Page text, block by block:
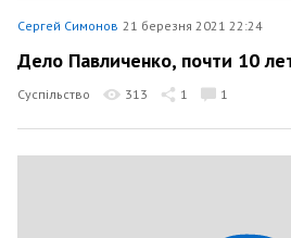
Сергей Симонов 21 березня 2021 22:24
Дело Павличенко, почти 10
Суспільство 313 1 1